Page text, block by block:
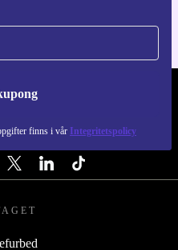
finns i vår Integritetspolicy
- RETHINK NEW.